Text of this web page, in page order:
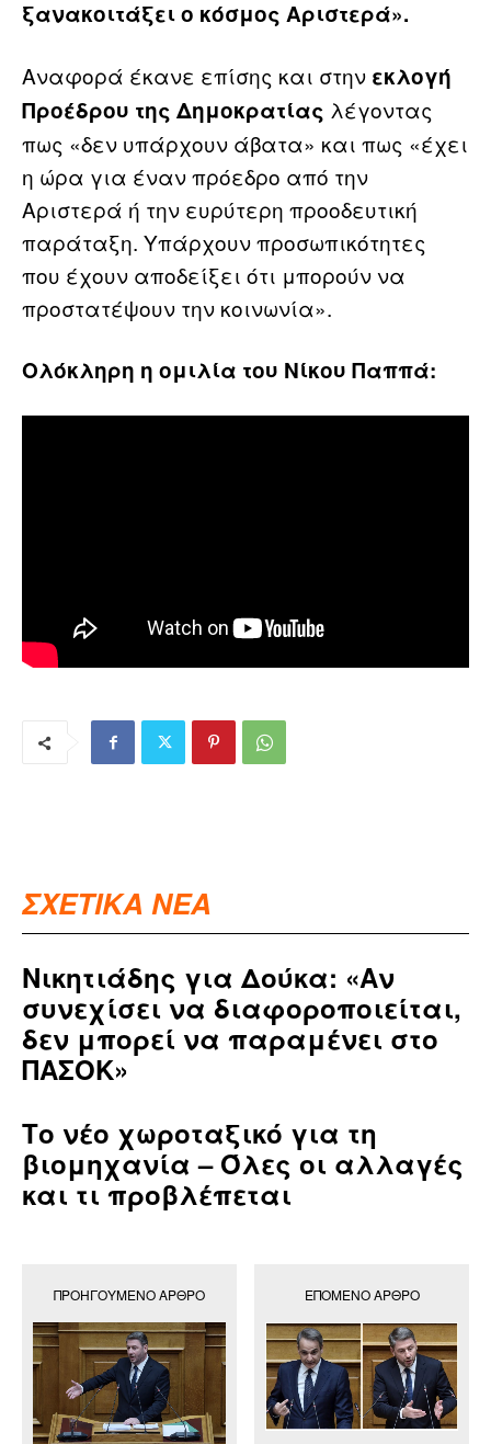
ΣΧΕΤΙΚΑ ΝΕΑ
Νικητιάδης για Δούκα: «Αν
συνεχίσει να διαφοροποιείται,
δεν μπορεί να παραμένει στο
ΠΑΣΟΚ»
Το νέο χωροταξικό για τη
βιομηχανία – Όλες οι αλλαγές
και τι προβλέπεται
ξανακοιτάξει ο κόσμος Αριστερά».
Αναφορά έκανε επίσης και στην εκλογή
Προέδρου της Δημοκρατίας λέγοντας
πως «δεν υπάρχουν άβατα» και πως «έχει
η ώρα για έναν πρόεδρο από την
Αριστερά ή την ευρύτερη προοδευτική
παράταξη. Υπάρχουν προσωπικότητες
που έχουν αποδείξει ότι μπορούν να
προστατέψουν την κοινωνία».
Ολόκληρη η ομιλία του Νίκου Παππά:
ΠΡΟΗΓΟΎΜΕΝΟ ΆΡΘΡΟ ΕΠΌΜΕΝΟ ΆΡΘΡΟ